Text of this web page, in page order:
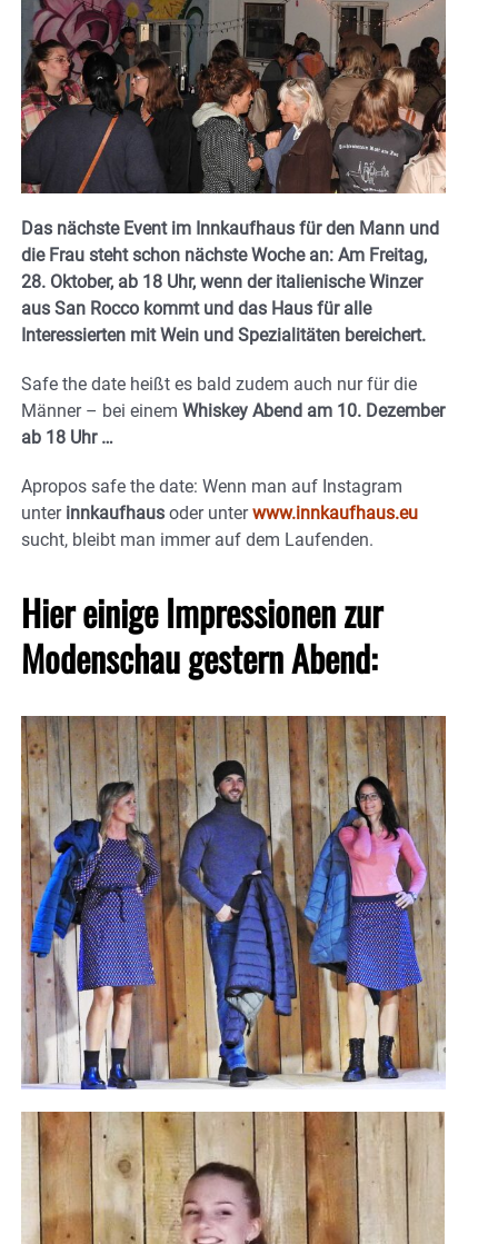
Das nächste Event im Innkaufhaus für den Mann und
die Frau steht schon nächste Woche an: Am Freitag,
28. Oktober, ab 18 Uhr, wenn der italienische Winzer
aus San Rocco kommt und das Haus für alle
Interessierten mit Wein und Spezialitäten bereichert.
Safe the date heißt es bald zudem auch nur für die
Männer – bei einem Whiskey Abend am 10. Dezember
ab 18 Uhr …
Apropos safe the date: Wenn man auf Instagram
unter innkaufhaus oder unterwww.innkaufhaus.eu
sucht, bleibt man immer auf dem Laufenden.
Hier einige Impressionen zur
Modenschau gestern Abend: